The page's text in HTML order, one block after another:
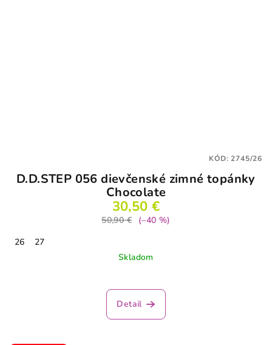
D.D.STEP 056 dievčenské zimné topánky
Chocolate
30,50 €
50,90 €
(–40 %)
26
27
Skladom
Detail
KÓD:2745/26